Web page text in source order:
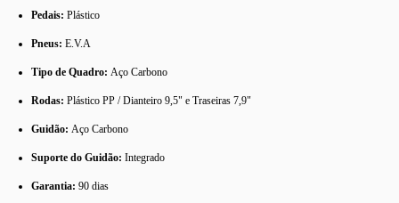
Pedais: Plástico
Pneus: E.V.A
Tipo de Quadro: Aço Carbono
Rodas: Plástico PP / Dianteiro 9,5" e Traseiras 7,9"
Guidão: Aço Carbono
Suporte do Guidão: Integrado
Garantia: 90 dias